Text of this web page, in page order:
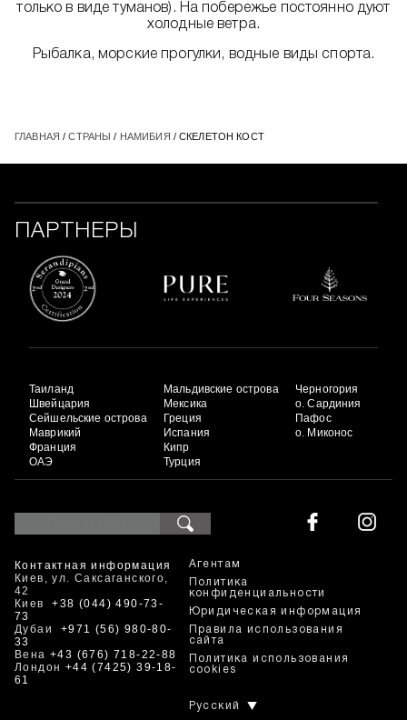
только в виде туманов). На побережье постоянно дуют
холодные ветра.
Рыбалка, морские прогулки, водные виды спорта.
ГЛАВНАЯ /СТРАНЫ / НАМИБИЯ / СКЕЛЕТОН КОСТ
ПАРТНЕРЫ
Таиланд
Швейцария
Сейшельские острова
Маврикий
Франция
ОАЭ
Мальдивские острова
Мексика
Греция
Испания
Кипр
Турция
Черногория
о. Сардиния
Пафос
о. Миконос
Контактная информация
Киев, ул. Саксаганского,
42
Киев+38 (044) 490-73-
73
Дубаи +971 (56) 980-80-
33
Вена +43 (676) 718-22-88
Лондон +44 (7425) 39-18-
61
Агентам
Политика
конфиденциальности
Юридическая информация
Правила использования
сайта
Политика использования
cookies
Русский